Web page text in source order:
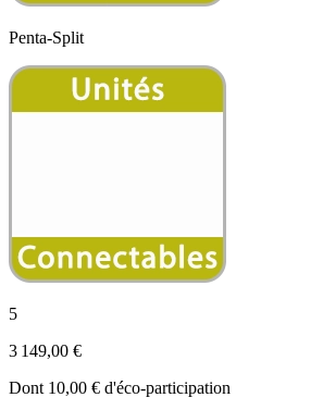
Penta-Split
5
3 149,00 €
Dont 10,00 € d'éco-participation